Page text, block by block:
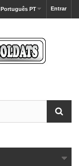
Entrar
Português PT